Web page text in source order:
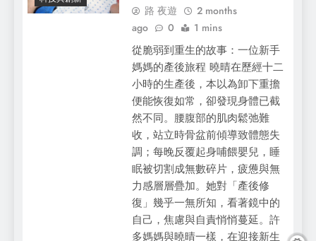
路 夜遊
2 months
ago
0 1 mins
從脆弱到重生的故事：一位新手
媽媽的產後旅程 曉晴在歷經十二
小時的生產後，本以為卸下重擔
便能恢復如常，卻發現身體已截
然不同。腰腹部的肌肉鬆弛難
收，站立時骨盆前傾導致體態失
調；每晚反覆起身哺餵嬰兒，睡
眠被切割成無數碎片，疲憊與無
力感層層疊加。她對「產後修
復」幾乎一無所知，看著鏡中的
自己，焦慮與自責悄悄蔓延。許
多媽媽與曉晴一樣，在迎接新生